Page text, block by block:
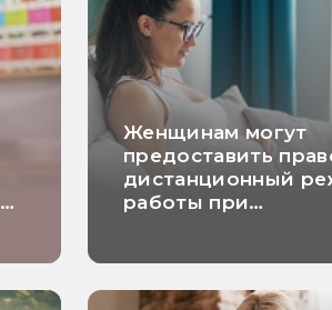
Женщинам могут
предоставить
дистанционный
работы при